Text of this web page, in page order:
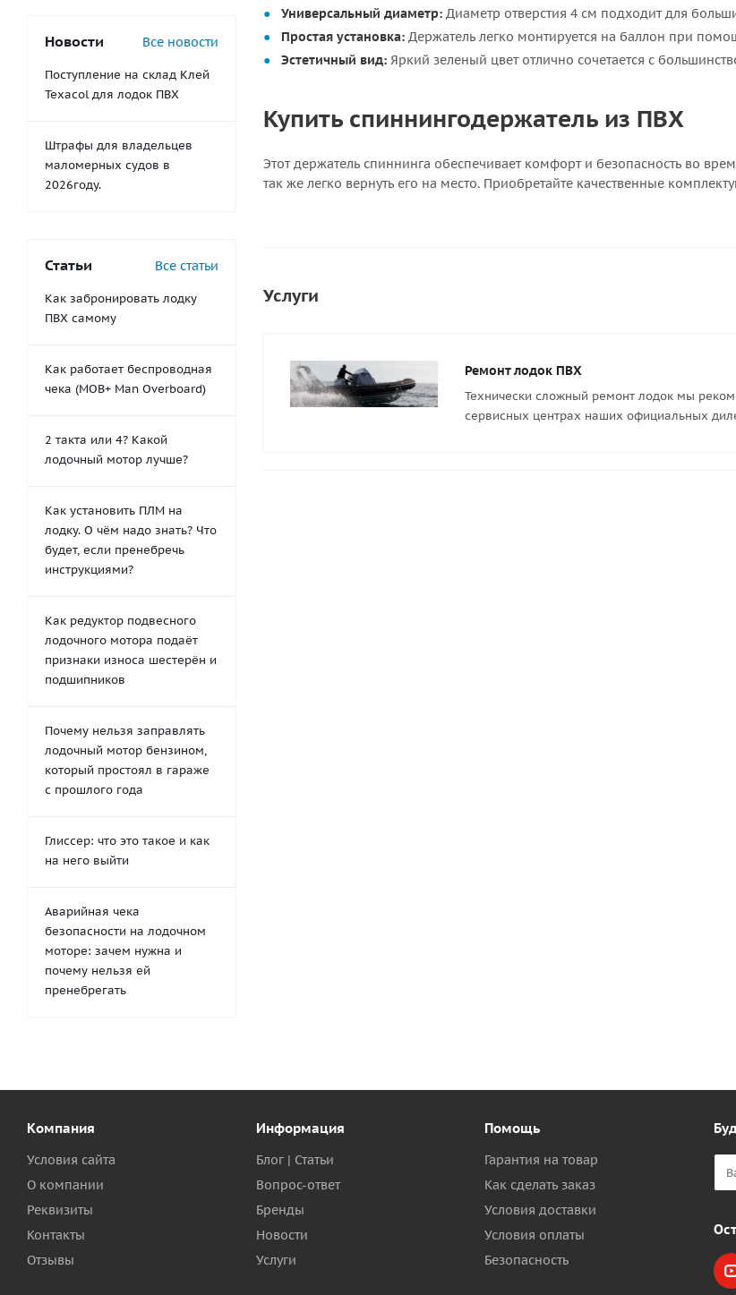
Универсальный диаметр: Диаметр отверстия 4 см подходит для
Простая установка: Держатель легко монтируется на баллон при
Эстетичный вид: Яркий зеленый цвет отлично сочетается с
Купить спиннингодержатель из ПВХ
Этот держатель спиннинга обеспечивает комфорт и безопасность во
так же легко вернуть его на место. Приобретайте качественные
Услуги
Ремонт лодок ПВХ
Технически сложный ремонт лодок мы
сервисных центрах наших официальных
Новости Все новости
Поступление на склад Клей
Texacol для лодок ПВХ
Штрафы для владельцев
маломерных судов в
2026году.
Статьи Все статьи
Как забронировать лодку
ПВХ самому
Как работает беспроводная
чека (MOB+ Man Overboard)
2 такта или 4? Какой
лодочный мотор лучше?
Как установить ПЛМ на
лодку. О чём надо знать? Что
будет, если пренебречь
инструкциями?
Как редуктор подвесного
лодочного мотора подаёт
признаки износа шестерён и
подшипников
Почему нельзя заправлять
лодочный мотор бензином,
который простоял в гараже
с прошлого года
Глиссер: что это такое и как
на него выйти
Аварийная чека
безопасности на лодочном
моторе: зачем нужна и
почему нельзя ей
пренебрегать
Компания
Условия сайта
О компании
Реквизиты
Контакты
Отзывы
Информация
Блог | Статьи
Вопрос-ответ
Бренды
Новости
Услуги
Помощь
Гарантия на товар
Как сделать заказ
Условия доставки
Условия оплаты
Безопасность